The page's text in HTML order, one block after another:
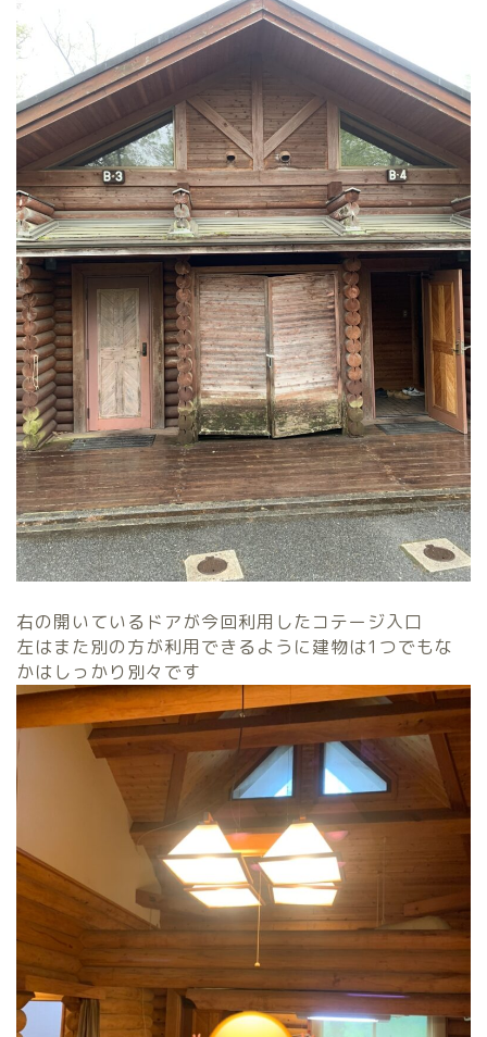
右の開いているドアが今回利用したコテージ入口
左はまた別の方が利用できるように建物は1つでもな
かはしっかり別々です